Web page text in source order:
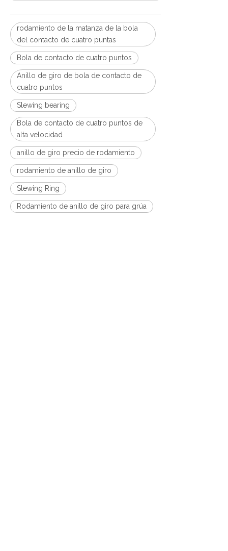
rodamiento de la matanza de la bola
del contacto de cuatro puntas
Bola de contacto de cuatro puntos
Anillo de giro de bola de contacto de
cuatro puntos
Slewing bearing
Bola de contacto de cuatro puntos de
alta velocidad
anillo de giro precio de rodamiento
rodamiento de anillo de giro
Slewing Ring
Rodamiento de anillo de giro para grúa